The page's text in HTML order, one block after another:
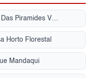
Condomínio Residencial Morada Das Piramides Vila Amália (Zona Norte)
Horto Florestal
Mandaqui